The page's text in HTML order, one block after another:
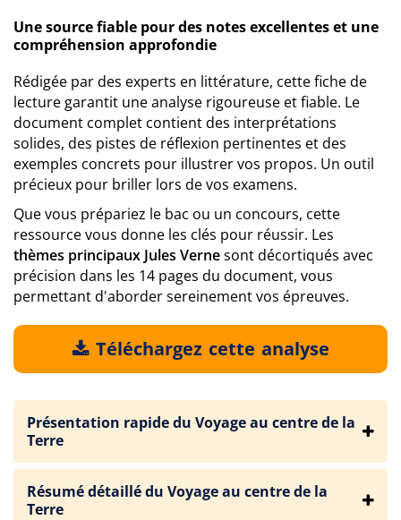
Une source fiable pour des notes excellentes et une
compréhension approfondie
Rédigée par des experts en littérature, cette fiche de
lecture garantit une analyse rigoureuse et fiable. Le
document complet contient des interprétations
solides, des pistes de réflexion pertinentes et des
exemples concrets pour illustrer vos propos. Un outil
précieux pour briller lors de vos examens.
Que vous prépariez le bac ou un concours, cette
ressource vous donne les clés pour réussir. Les
thèmes principaux Jules Vernesont décortiqués avec
précision dans les 14 pages du document, vous
permettant d'aborder sereinement vos épreuves.
Téléchargez cette analyse
Présentation rapide du Voyage au centre de la
Terre
Résumé détaillé du Voyage au centre de la
Terre